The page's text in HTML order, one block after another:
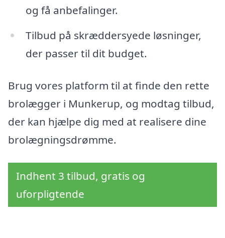
og få anbefalinger.
Tilbud på skræddersyede løsninger,
der passer til dit budget.
Brug vores platform til at finde den rette
brolægger i Munkerup, og modtag tilbud,
der kan hjælpe dig med at realisere dine
brolægningsdrømme.
Indhent 3 tilbud, gratis og
uforpligtende